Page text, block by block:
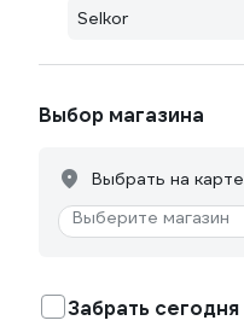
Selkor
Выбор магазина
Выбрать на карте
Выберите магазин
Забрать сегодня